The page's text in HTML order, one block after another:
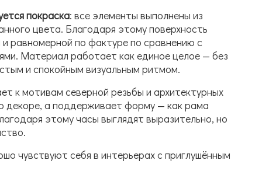
покраска: все элементы выполнены из
цвета. Благодаря этому поверхность
и равномерной по фактуре по сравнению с
Материал работает как единое целое — без
и спокойным визуальным ритмом.
к мотивам северной резьбы и архитектурных
декоре, а поддерживает форму — как рама
этому часы выглядят выразительно, но
чувствуют себя в интерьерах с приглушённым